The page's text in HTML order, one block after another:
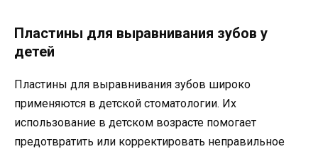
Пластины для выравнивания зубов у
детей
Пластины для выравнивания зубов широко
применяются в детской стоматологии. Их
использование в детском возрасте помогает
предотвратить или корректировать неправильное